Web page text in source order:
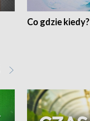
Co gdzie kiedy?